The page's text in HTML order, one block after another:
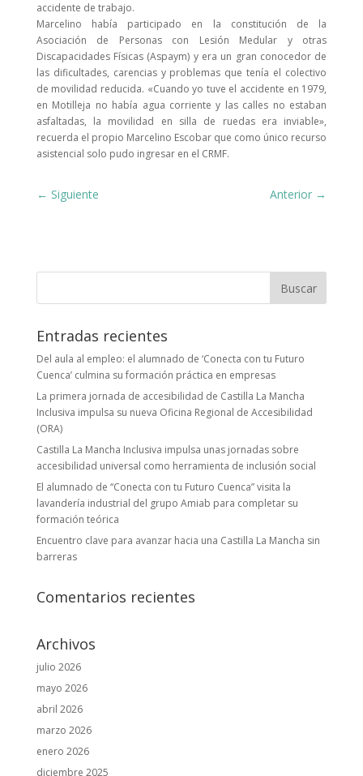
accidente de trabajo.
Marcelino había participado en la constitución de la
Asociación de Personas con Lesión Medular y otras
Discapacidades Físicas (Aspaym) y era un gran conocedor de
las dificultades, carencias y problemas que tenía el colectivo
de movilidad reducida. «Cuando yo tuve el accidente en 1979,
en Motilleja no había agua corriente y las calles no estaban
asfaltadas, la movilidad en silla de ruedas era inviable»,
recuerda el propio Marcelino Escobar que como único recurso
asistencial solo pudo ingresar en el CRMF.
Anterior
Siguiente
Buscar:
Entradas recientes
Del aula al empleo: el alumnado de ‘Conecta con tu Futuro
Cuenca’ culmina su formación práctica en empresas
La primera jornada de accesibilidad de Castilla La Mancha
Inclusiva impulsa su nueva Oficina Regional de Accesibilidad
(ORA)
Castilla La Mancha Inclusiva impulsa unas jornadas sobre
accesibilidad universal como herramienta de inclusión social
El alumnado de “Conecta con tu Futuro Cuenca” visita la
lavandería industrial del grupo Amiab para completar su
formación teórica
Encuentro clave para avanzar hacia una Castilla La Mancha sin
barreras
Comentarios recientes
Archivos
julio 2026
mayo 2026
abril 2026
marzo 2026
enero 2026
diciembre 2025